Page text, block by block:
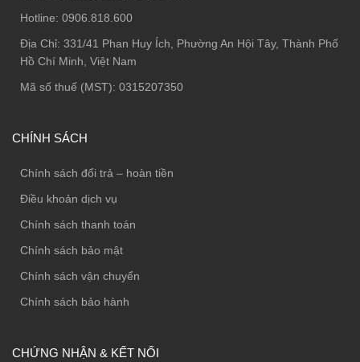
Hotline: 0906.818.600
Địa Chỉ: 331/41 Phan Huy Ích, Phường An Hội Tây, Thành Phố
Hồ Chí Minh, Việt Nam
Mã số thuế (MST): 0315207350
CHÍNH SÁCH
Chính sách đổi trả – hoàn tiền
Điều khoản dịch vụ
Chính sách thanh toán
Chính sách bảo mật
Chính sách vận chuyển
Chính sách bảo hành
CHỨNG NHẬN & KẾT NỐI